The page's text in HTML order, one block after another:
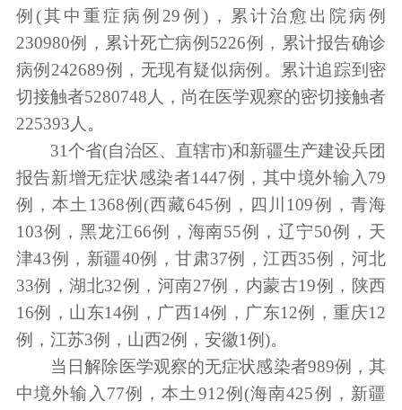
例(其中重症病例29例)，累计治愈出院病例
230980例，累计死亡病例5226例，累计报告确诊
病例242689例，无现有疑似病例。累计追踪到密
切接触者5280748人，尚在医学观察的密切接触者
225393人。
31个省(自治区、直辖市)和新疆生产建设兵团
报告新增无症状感染者1447例，其中境外输入79
例，本土1368例(西藏645例，四川109例，青海
103例，黑龙江66例，海南55例，辽宁50例，天
津43例，新疆40例，甘肃37例，江西35例，河北
33例，湖北32例，河南27例，内蒙古19例，陕西
16例，山东14例，广西14例，广东12例，重庆12
例，江苏3例，山西2例，安徽1例)。
当日解除医学观察的无症状感染者989例，其
中境外输入77例，本土912例(海南425例，新疆